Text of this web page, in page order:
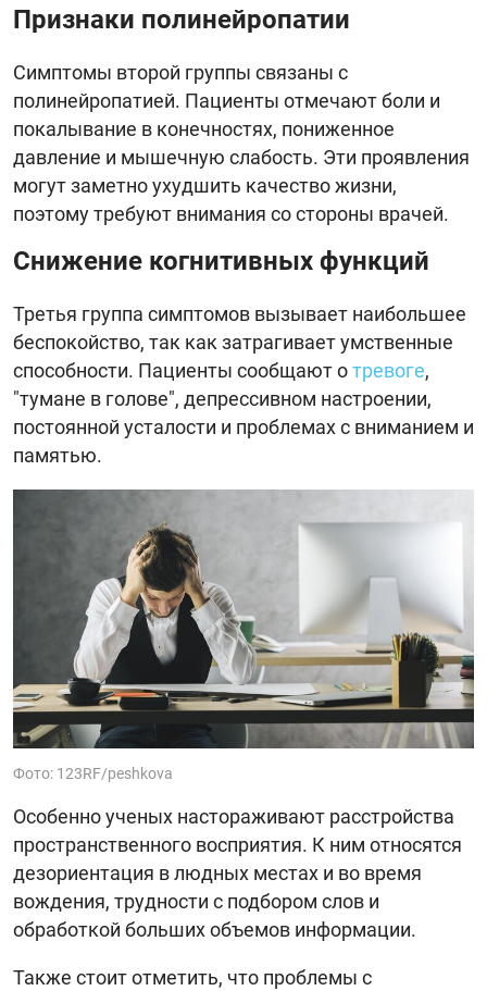
Признаки полинейропатии
Симптомы второй группы связаны с
полинейропатией. Пациенты отмечают боли и
покалывание в конечностях, пониженное
давление и мышечную слабость. Эти проявления
могут заметно ухудшить качество жизни,
поэтому требуют внимания со стороны врачей.
Снижение когнитивных функций
Третья группа симптомов вызывает наибольшее
беспокойство, так как затрагивает умственные
способности. Пациенты сообщают отревоге,
"тумане в голове", депрессивном настроении,
постоянной усталости и проблемах с вниманием и
памятью.
Фото: 123RF/peshkova
Особенно ученых настораживают расстройства
пространственного восприятия. К ним относятся
дезориентация в людных местах и во время
вождения, трудности с подбором слов и
обработкой больших объемов информации.
Также стоит отметить, что проблемы с